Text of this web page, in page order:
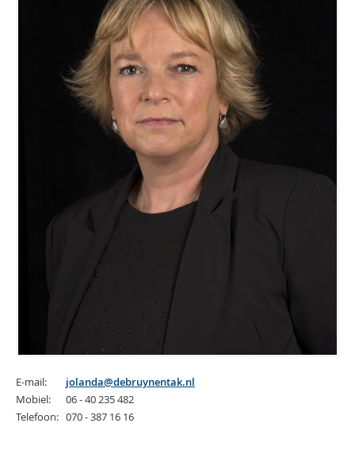
E-mail:
jolanda@debruynentak.nl
Mobiel:
06 - 40 235 482
Telefoon: 070 - 387 16 16